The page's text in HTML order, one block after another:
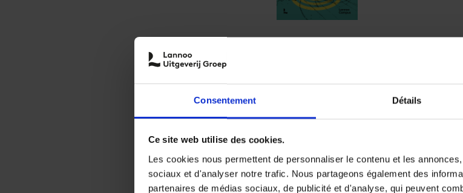
Consentement Détails
Ce site web utilise des cookies.
Les cookies nous permettent de personnaliser le contenu et les
sociaux et d'analyser notre trafic. Nous partageons également des
partenaires de médias sociaux, de publicité et d'analyse, qui peuvent
Reshape Your